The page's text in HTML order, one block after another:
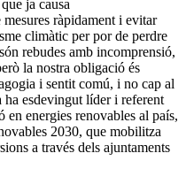
ja causa
ràpidament i evitar
climàtic per por de perdre
rebudes amb incomprensió,
la nostra obligació és
i sentit comú, i no cap al
esdevingut líder i referent
en energies renovables al país,
2030, que mobilitza
a través dels ajuntaments